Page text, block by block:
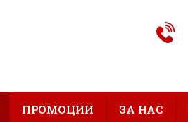
ПРОМОЦИИ ЗА НАС